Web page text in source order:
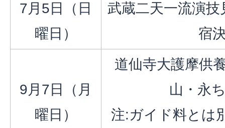
7月5日（日
曜日）
武蔵二天一流演
宿
9月7日（月
曜日）
道仙寺大護摩供
山・永
注:ガイド料とは